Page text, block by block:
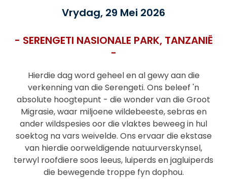
Vrydag, 29 Mei 2026
- SERENGETI NASIONALE PARK, TANZANIË
-
Hierdie dag word geheel en al gewy aan die
verkenning van die Serengeti. Ons beleef 'n
absolute hoogtepunt - die wonder van die Groot
Migrasie, waar miljoene wildebeeste, sebras en
ander wildspesies oor die vlaktes beweeg in hul
soektog na vars weivelde. Ons ervaar die ekstase
van hierdie oorweldigende natuurverskynsel,
terwyl roofdiere soos leeus, luiperds en jagluiperds
die bewegende troppe fyn dophou.